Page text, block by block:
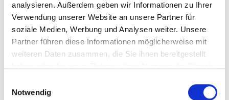
analysieren. Außerdem geben wir Informationen zu Ihrer
Verwendung unserer Website an unsere Partner für
soziale Medien, Werbung und Analysen weiter. Unsere
Partner führen diese Informationen möglicherweise mit
weiteren Daten zusammen, die Sie ihnen bereitgestellt
Notwendig
Produktnummer:86010
Beschreibung
Spuckschutz Die aktuelle Lage um Covid-19
(Corona) sorgt daür, dass in allen Bereichen für
einen zuverlässigen Hygieneschutz…